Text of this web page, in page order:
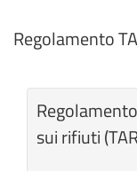
Regolamento
sui rifiuti